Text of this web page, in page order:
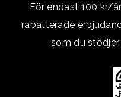
För endast 100 kr/
rabatterade
som du